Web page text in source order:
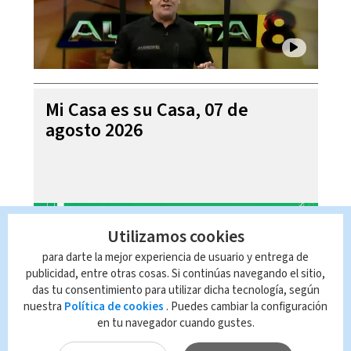
Mi Casa es su Casa, 07 de
agosto 2026
Utilizamos cookies
para darte la mejor experiencia de usuario y entrega de
publicidad, entre otras cosas. Si continúas navegando el sitio,
das tu consentimiento para utilizar dicha tecnología, según
nuestra Política de cookies . Puedes cambiar la configuración
en tu navegador cuando gustes.